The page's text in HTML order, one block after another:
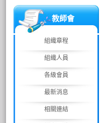
教師會
組織章程
組織人員
各級會員
最新消息
相關連結